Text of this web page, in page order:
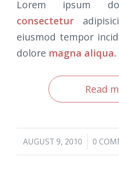
Lorem ipsum
consectetur
eiusmod tempor
dolore magna aliqua.
Read
AUGUST 9, 2010
/ 0